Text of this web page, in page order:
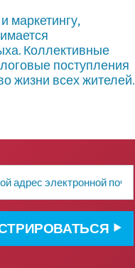
маркетингу,
Коллективные
поступления
жизни всех жителей.